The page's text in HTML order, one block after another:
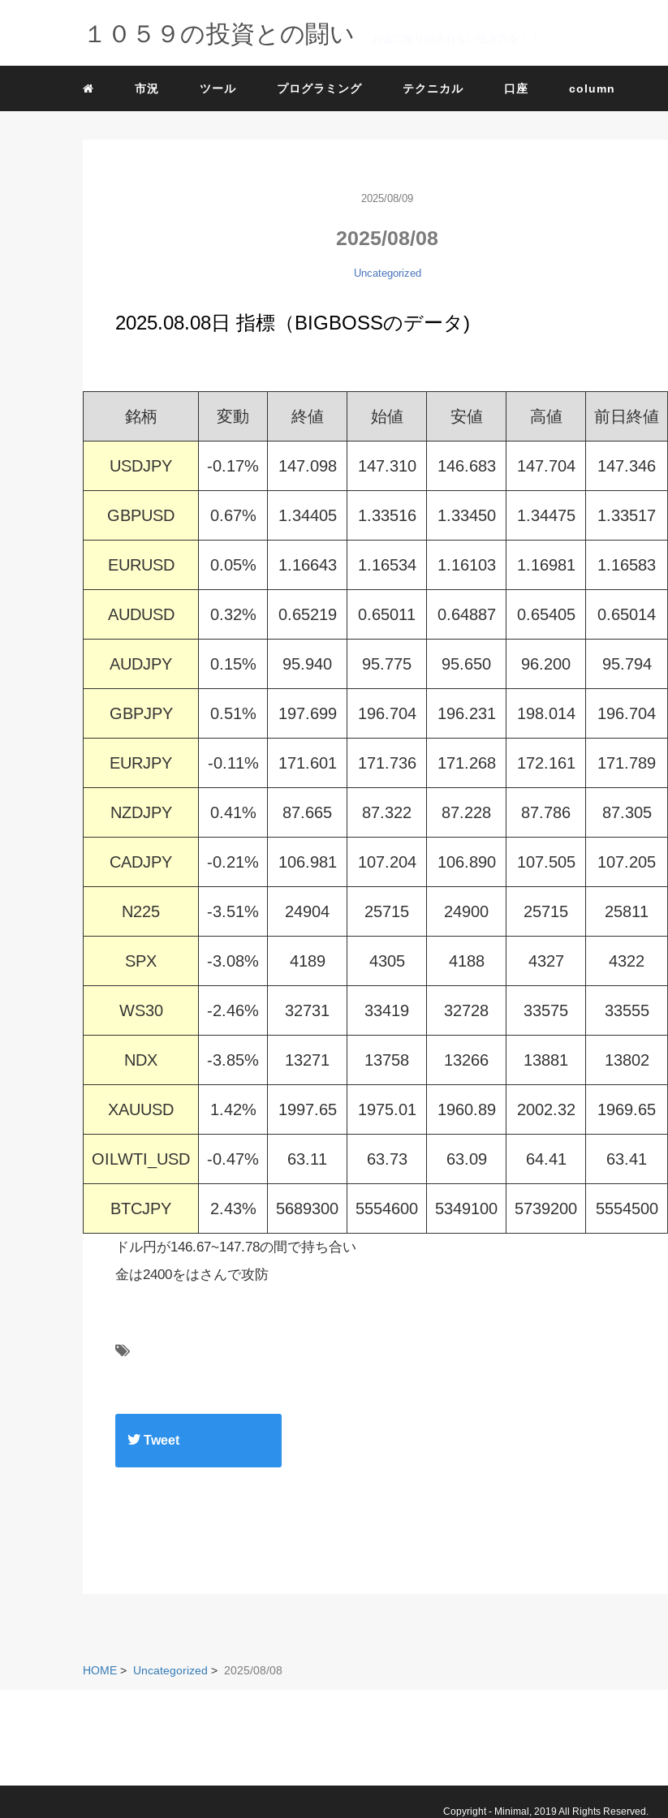
１０５９の投資との闘い
市況 ツール プログラミング テクニカル 口座 column
2025/08/09
2025/08/08
Uncategorized
2025.08.08日 指標（BIGBOSSのデータ)
銘柄 変動 終値 始値 安値 高値 前日終値
USDJPY -0.17% 147.098 147.310 146.683 147.704 147.346
GBPUSD 0.67% 1.34405 1.33516 1.33450 1.34475 1.33517
EURUSD 0.05% 1.16643 1.16534 1.16103 1.16981 1.16583
AUDUSD 0.32% 0.65219 0.65011 0.64887 0.65405 0.65014
AUDJPY 0.15% 95.940 95.775 95.650 96.200 95.794
GBPJPY 0.51% 197.699 196.704 196.231 198.014 196.704
EURJPY -0.11% 171.601 171.736 171.268 172.161 171.789
NZDJPY 0.41% 87.665 87.322 87.228 87.786 87.305
CADJPY -0.21% 106.981 107.204 106.890 107.505 107.205
N225 -3.51% 24904 25715 24900 25715 25811
SPX -3.08% 4189 4305 4188 4327 4322
WS30 -2.46% 32731 33419 32728 33575 33555
NDX -3.85% 13271 13758 13266 13881 13802
XAUUSD 1.42% 1997.65 1975.01 1960.89 2002.32 1969.65
OILWTI_USD -0.47% 63.11 63.73 63.09 64.41 63.41
BTCJPY 2.43% 5689300 5554600 5349100 5739200 5554500
ドル円が146.67~147.78の間で持ち合い
金は2400をはさんで攻防
Tweet
HOME > Uncategorized > 2025/08/08
Copyright - Minimal , 2019 All Rights Reserved.